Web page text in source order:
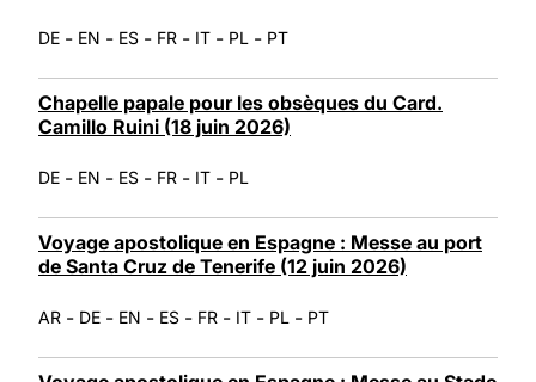
DE - EN - ES - FR - IT - PL - PT
Chapelle papale pour les obsèques du Card.
Camillo Ruini (18 juin 2026)
DE - EN - ES - FR - IT - PL
Voyage apostolique en Espagne : Messe au port
de Santa Cruz de Tenerife (12 juin 2026)
AR - DE - EN - ES - FR - IT - PL - PT